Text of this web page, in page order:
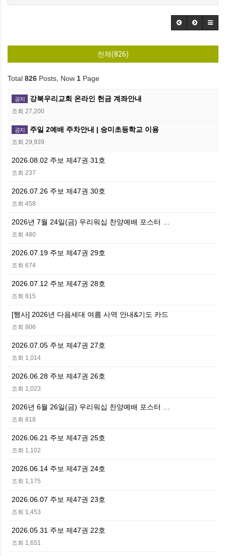
전체(826)
Total 826 Posts, Now 1 Page
공지 강북우리교회 온라인 헌금 계좌안내
조회 27,200
공지 주일 2예배 주차안내 | 숭미초등학교 이용
조회 29,939
2026.08.02 주보 제47권 31호
조회 237
2026.07.26 주보 제47권 30호
조회 458
2026년 7월 24일(금) 우리워십 찬양예배 포스터 …
조회 480
2026.07.19 주보 제47권 29호
조회 674
2026.07.12 주보 제47권 28호
조회 815
[행사] 2026년 다음세대 여름 사역 안내&기도 카드
조회 806
2026.07.05 주보 제47권 27호
조회 1,014
2026.06.28 주보 제47권 26호
조회 1,023
2026년 6월 26일(금) 우리워십 찬양예배 포스터 …
조회 818
2026.06.21 주보 제47권 25호
조회 1,102
2026.06.14 주보 제47권 24호
조회 1,175
2026.06.07 주보 제47권 23호
조회 1,453
2026.05.31 주보 제47권 22호
조회 1,651